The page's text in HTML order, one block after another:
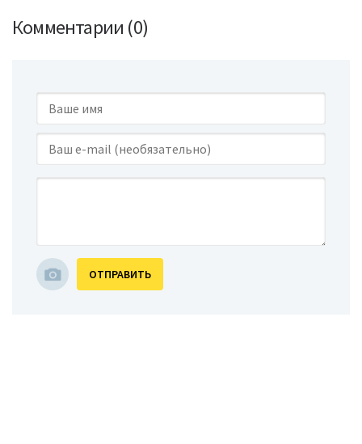
Комментарии (0)
ОТПРАВИТЬ